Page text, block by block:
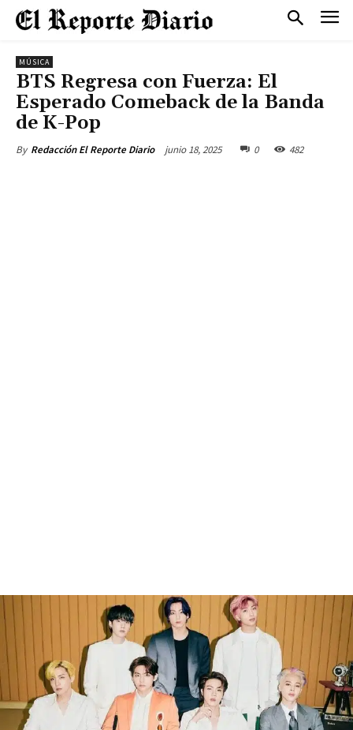
MÚSICA
BTS Regresa con Fuerza: El
Esperado Comeback de la Banda
de K-Pop
By Redacción El Reporte Diario junio 18, 2025 0 482